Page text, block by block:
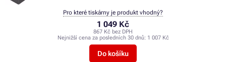
1 049 Kč
867 Kč bez DPH
Nejnižší cena za posledních 30 dnů: 1 007 Kč
Do košíku
Pro které tiskárny je produkt vhodný?